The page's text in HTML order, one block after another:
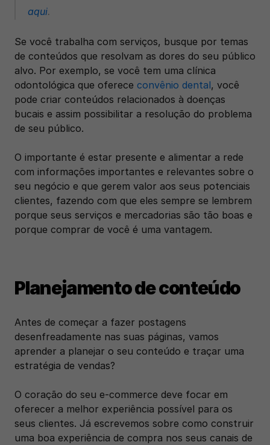
aqui.
Se você trabalha com serviços, busque por temas
de conteúdos que resolvam as dores do seu público
alvo. Por exemplo, se você tem uma clínica
odontológica que oferece convênio dental, você
pode criar conteúdos relacionados à doenças
bucais e assim possibilitar a resolução do problema
de seu público.
O importante é estar presente e alimentar a rede
com informações importantes e relevantes sobre o
seu negócio e que gerem valor aos seus potenciais
clientes, fazendo com que eles sempre se lembrem
porque seus serviços e mercadorias são tão boas e
porque comprar de você é uma vantagem.
Planejamento de conteúdo
Antes de começar a fazer postagens
desenfreadamente nas suas páginas, vamos
aprender a planejar o seu conteúdo e traçar uma
estratégia de vendas?
O coração do seu e-commerce deve focar em
oferecer a melhor experiência possível para os
seus clientes. Já escrevemos sobre como construir
uma boa experiência de compra nos seus canais de